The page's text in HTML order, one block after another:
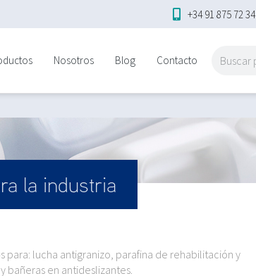
+34 91 875 72 34
Nosotros Blog Contacto
la industria
lucha antigranizo, parafina de rehabilitación y
bañeras en antideslizantes.